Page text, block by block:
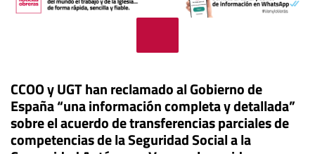
CCOO y UGT han reclamado al Gobierno de
España “una información completa y detallada”
sobre el acuerdo de transferencias parciales de
competencias de la Seguridad Social a la